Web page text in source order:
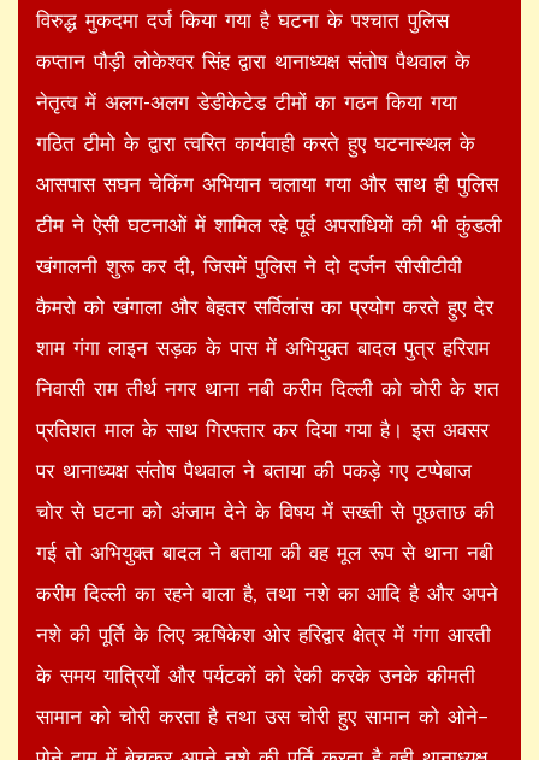
विरुद्ध मुकदमा दर्ज किया गया है घटना के पश्चात पुलिस
कप्तान पौड़ी लोकेश्वर सिंह द्वारा थानाध्यक्ष संतोष पैथवाल के
नेतृत्व में अलग-अलग डेडीकेटेड टीमों का गठन किया गया
गठित टीमो के द्वारा त्वरित कार्यवाही करते हुए घटनास्थल के
आसपास सघन चेकिंग अभियान चलाया गया और साथ ही पुलिस
टीम ने ऐसी घटनाओं में शामिल रहे पूर्व अपराधियों की भी कुंडली
खंगालनी शुरू कर दी, जिसमें पुलिस ने दो दर्जन सीसीटीवी
कैमरो को खंगाला और बेहतर सर्विलांस का प्रयोग करते हुए देर
शाम गंगा लाइन सड़क के पास में अभियुक्त बादल पुत्र हरिराम
निवासी राम तीर्थ नगर थाना नबी करीम दिल्ली को चोरी के शत
प्रतिशत माल के साथ गिरफ्तार कर दिया गया है। इस अवसर
पर थानाध्यक्ष संतोष पैथवाल ने बताया की पकड़े गए टप्पेबाज
चोर से घटना को अंजाम देने के विषय में सख्ती से पूछताछ की
गई तो अभियुक्त बादल ने बताया की वह मूल रूप से थाना नबी
करीम दिल्ली का रहने वाला है, तथा नशे का आदि है और अपने
नशे की पूर्ति के लिए ऋषिकेश ओर हरिद्वार क्षेत्र में गंगा आरती
के समय यात्रियों और पर्यटकों को रेकी करके उनके कीमती
सामान को चोरी करता है तथा उस चोरी हुए सामान को ओने–